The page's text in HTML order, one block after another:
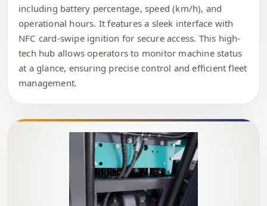
including battery percentage, speed (km/h), and
operational hours. It features a sleek interface with
NFC card-swipe ignition for secure access. This high-
tech hub allows operators to monitor machine status
at a glance, ensuring precise control and efficient fleet
management.